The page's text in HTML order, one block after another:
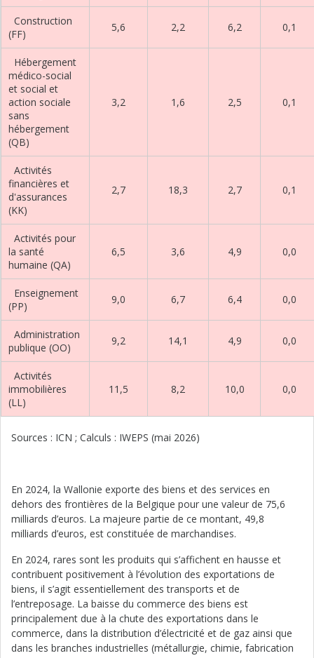
Construction
(FF)
5,6 2,2 6,2 0,1
Hébergement
médico-social
et social et
action sociale
sans
hébergement
(QB)
3,2 1,6 2,5 0,1
Activités
financières et
d'assurances
(KK)
2,7 18,3 2,7 0,1
Activités pour
la santé
humaine (QA)
6,5 3,6 4,9 0,0
Enseignement
(PP)
9,0 6,7 6,4 0,0
Administration
publique (OO)
9,2 14,1 4,9 0,0
Activités
immobilières
(LL)
11,5 8,2 10,0 0,0
Sources : ICN ; Calculs : IWEPS (mai 2026)
En 2024, la Wallonie exporte des biens et des services en
dehors des frontières de la Belgique pour une valeur de 75,6
milliards d’euros. La majeure partie de ce montant, 49,8
milliards d’euros, est constituée de marchandises.
En 2024, rares sont les produits qui s’affichent en hausse et
contribuent positivement à l’évolution des exportations de
biens, il s’agit essentiellement des transports et de
l’entreposage. La baisse du commerce des biens est
principalement due à la chute des exportations dans le
commerce, dans la distribution d’électricité et de gaz ainsi que
dans les branches industrielles (métallurgie, chimie, fabrication